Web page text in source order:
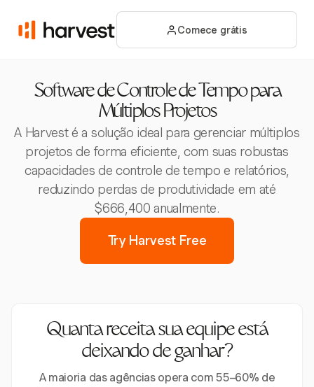
Comece grátis
Software de Controle de Tempo para
Múltiplos Projetos
A Harvest é a solução ideal para gerenciar múltiplos
projetos de forma eficiente, com suas robustas
capacidades de controle de tempo e relatórios,
reduzindo perdas de produtividade em até
$666,400 anualmente.
Try Harvest Free
Quanta receita sua equipe está
deixando de ganhar?
A maioria das agências opera com 55–60% de